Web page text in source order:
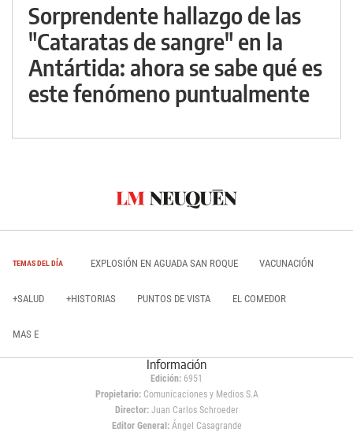
Sorprendente hallazgo de las
"Cataratas de sangre" en la
Antártida: ahora se sabe qué es
este fenómeno puntualmente
TEMAS DEL DÍA EXPLOSIÓN EN AGUADA SAN ROQUE VACUNACIÓN
+SALUD +HISTORIAS PUNTOS DE VISTA EL COMEDOR
MAS E
Información
Edición: 6951
Propietario:Comunicaciones y Medios S.A
Director: Juan Carlos Schroeder
Editor General:Ángel Casagrande